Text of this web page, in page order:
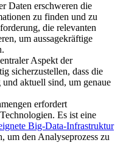
Daten erschweren die
zu finden und zu
die relevanten
um aussagekräftige
Aspekt der
sicherzustellen, dass die
aktuell sind, um genaue
erfordert
Es ist eine
Big-Data-Infrastruktur
um den Analyseprozess zu